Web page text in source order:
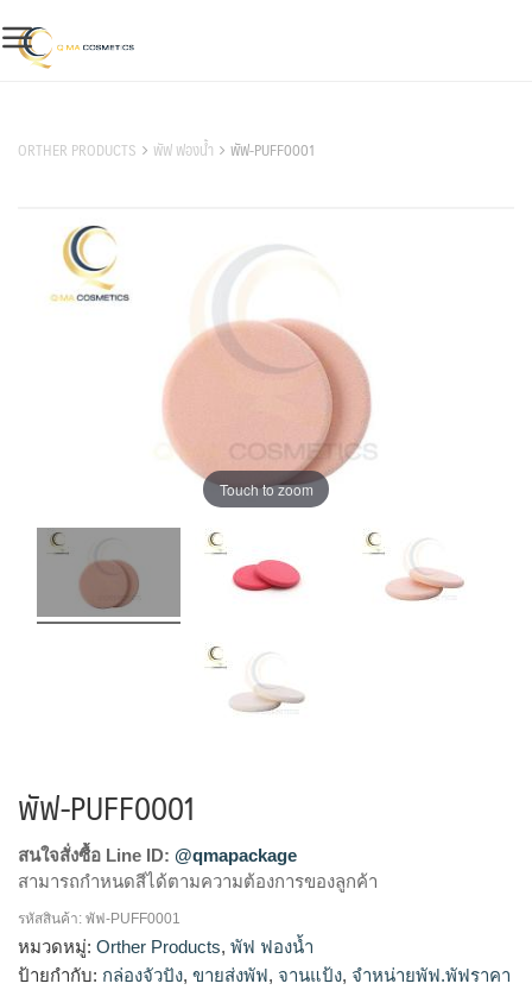
to
content
ORTHER PRODUCTS พัฟ ฟองน้ำ พัฟ-PUFF0001
Touch to zoom
พัฟ-PUFF0001
สนใจสั่งซื้อ Line ID: @qmapackage
สามารถกำหนดสีได้ตามความต้องการของลูกค้า
โรงงานผลิตพัฟ,รับผลิตพัฟ,ขายส่งพัฟ,จำหน่ายพัฟ.พัฟราคา
โรงงาน,พัฟสวยๆ
รหัสสินค้า: พัฟ-PUFF0001
หมวดหมู่: Orther Products, พัฟ ฟองน้ำ
ป้ายกำกับ: กล่องจัวปัง, ขายส่งพัฟ, จานแป้ง, จำหน่ายพัฟ.พัฟราคา